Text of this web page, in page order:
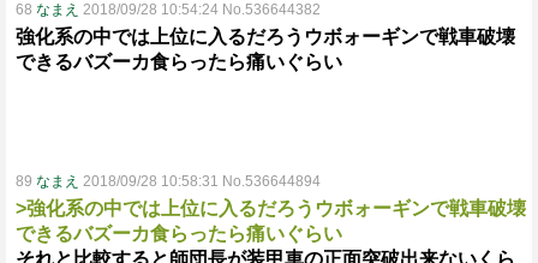
68 なまえ 2018/09/28 10:54:24 No.536644382
強化系の中では上位に入るだろうウボォーギンで戦車破壊
できるバズーカ食らったら痛いぐらい
89 なまえ 2018/09/28 10:58:31 No.536644894
>強化系の中では上位に入るだろうウボォーギンで戦車破壊
できるバズーカ食らったら痛いぐらい
それと比較すると師団長が装甲車の正面突破出来ないくら